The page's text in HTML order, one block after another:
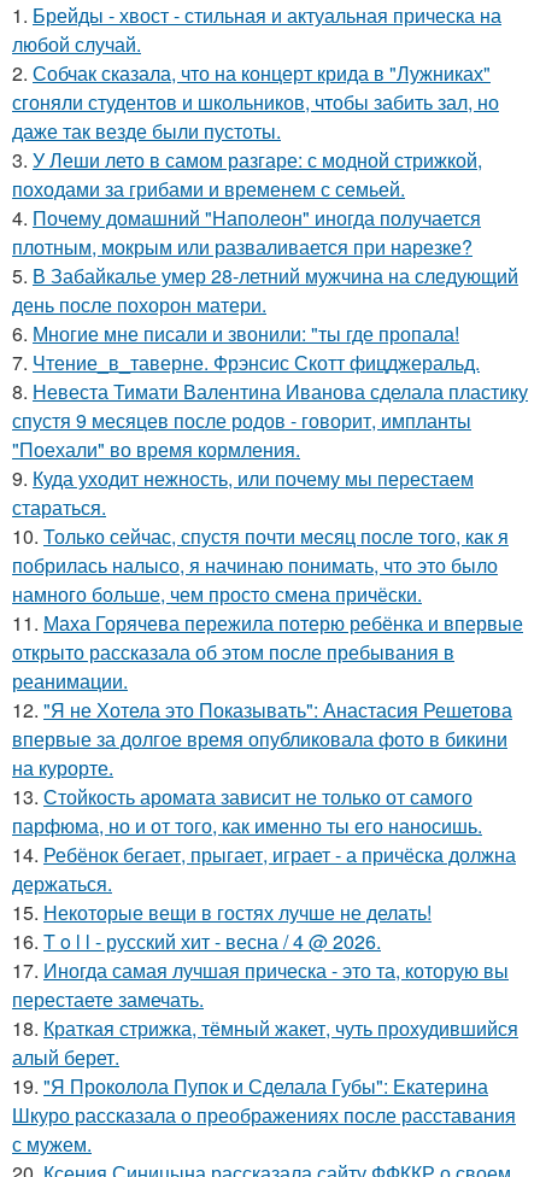
1. Брейды - хвост - стильная и актуальная прическа на
любой случай.
2. Собчак сказала, что на концерт крида в "Лужниках"
сгоняли студентов и школьников, чтобы забить зал, но
даже так везде были пустоты.
3. У Леши лето в самом разгаре: с модной стрижкой,
походами за грибами и временем с семьей.
4. Почему домашний "Наполеон" иногда получается
плотным, мокрым или разваливается при нарезке?
5. В Забайкалье умер 28-летний мужчина на следующий
день после похорон матери.
6. Многие мне писали и звонили: "ты где пропала!
7. Чтение_в_таверне. Фрэнсис Скотт фицджеральд.
8. Невеста Тимати Валентина Иванова сделала пластику
спустя 9 месяцев после родов - говорит, импланты
"Поехали" во время кормления.
9. Куда уходит нежность, или почему мы перестаем
стараться.
10. Только сейчас, спустя почти месяц после того, как я
побрилась налысо, я начинаю понимать, что это было
намного больше, чем просто смена причёски.
11. Маха Горячева пережила потерю ребёнка и впервые
открыто рассказала об этом после пребывания в
реанимации.
12. "Я не Хотела это Показывать": Анастасия Решетова
впервые за долгое время опубликовала фото в бикини
на курорте.
13. Стойкость аромата зависит не только от самого
парфюма, но и от того, как именно ты его наносишь.
14. Ребёнок бегает, прыгает, играет - а причёска должна
держаться.
15. Некоторые вещи в гостях лучше не делать!
16. T o l l - русский хит - весна / 4 @ 2026.
17. Иногда самая лучшая прическа - это та, которую вы
перестаете замечать.
18. Краткая стрижка, тёмный жакет, чуть прохудившийся
алый берет.
19. "Я Проколола Пупок и Сделала Губы": Екатерина
Шкуро рассказала о преображениях после расставания
с мужем.